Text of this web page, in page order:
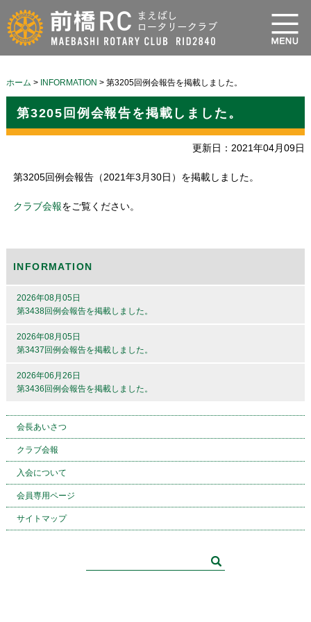
ホーム > INFORMATION > 第3205回例会報告を掲載しました。
第3205回例会報告を掲載しました。
更新日：2021年04月09日
第3205回例会報告（2021年3月30日）を掲載しました。
クラブ会報をご覧ください。
INFORMATION
2026年08月05日
第3438回例会報告を掲載しました。
2026年08月05日
第3437回例会報告を掲載しました。
2026年06月26日
第3436回例会報告を掲載しました。
会長あいさつ
クラブ会報
入会について
会員専用ページ
サイトマップ